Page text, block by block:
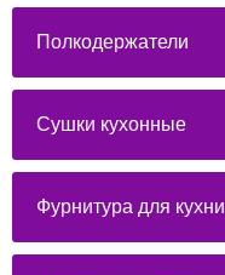
Полкодержатели
Сушки кухонные
Фурнитура для кухни